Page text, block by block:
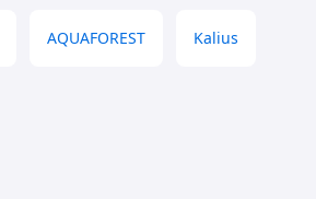
AQUAFOREST Kalius